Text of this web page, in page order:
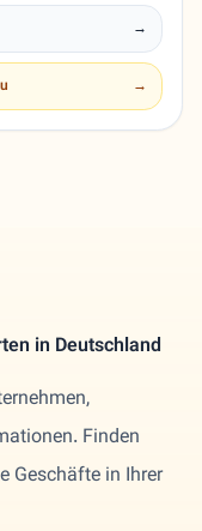
→
→
in Deutschland
Finden
Geschäfte in Ihrer